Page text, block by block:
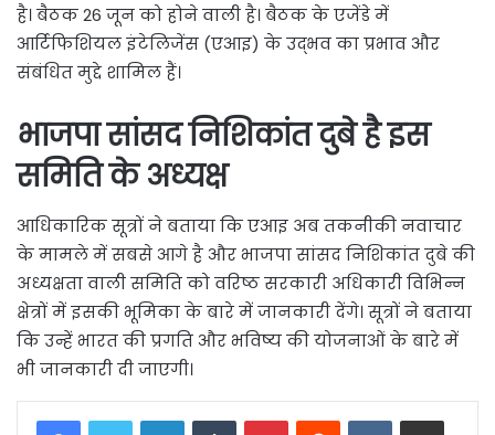
है। बैठक 26 जून को होने वाली है। बैठक के एजेंडे में
आर्टिफिशियल इंटेलिजेंस (एआइ) के उद्भव का प्रभाव और
संबंधित मुद्दे शामिल हैं।
भाजपा सांसद निशिकांत दुबे है इस
समिति के अध्यक्ष
आधिकारिक सूत्रों ने बताया कि एआइ अब तकनीकी नवाचार
के मामले में सबसे आगे है और भाजपा सांसद निशिकांत दुबे की
अध्यक्षता वाली समिति को वरिष्ठ सरकारी अधिकारी विभिन्न
क्षेत्रों में इसकी भूमिका के बारे में जानकारी देंगे। सूत्रों ने बताया
कि उन्हें भारत की प्रगति और भविष्य की योजनाओं के बारे में
भी जानकारी दी जाएगी।
LinkedInTumblrPinterestReddit VKontakteShare via Email